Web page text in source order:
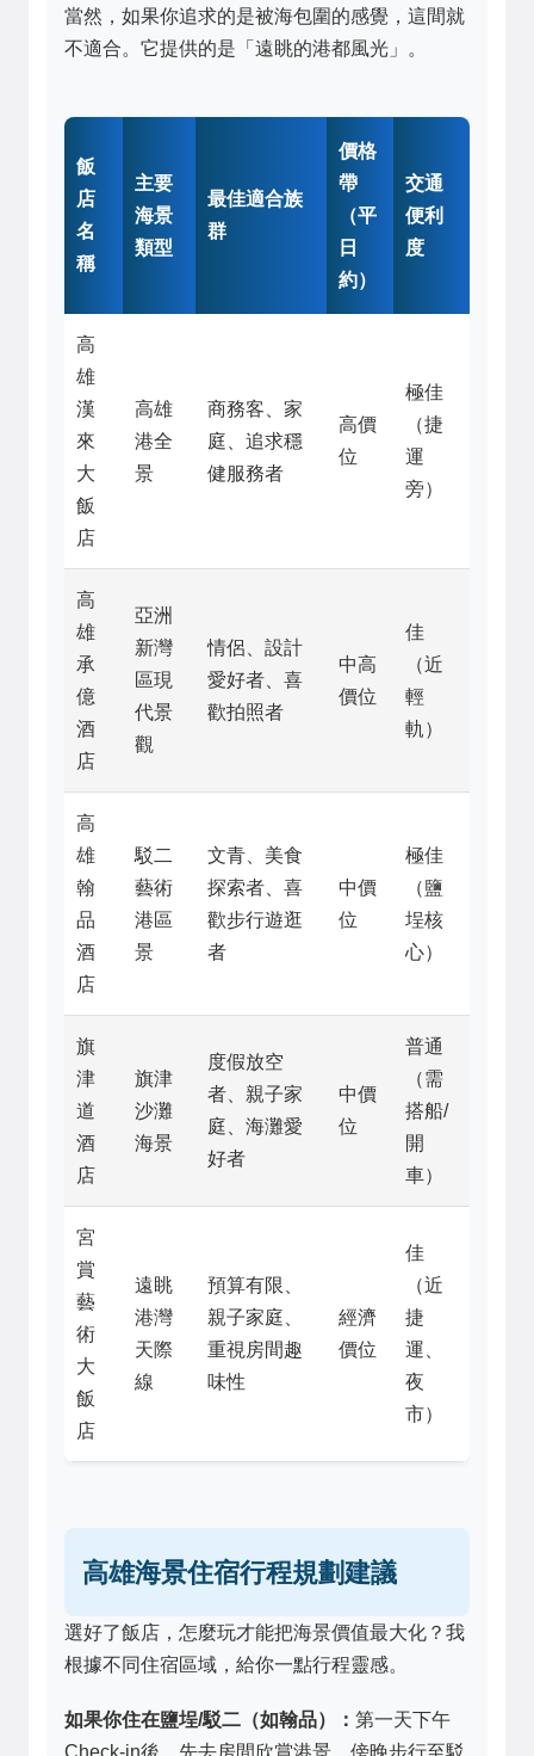
當然，如果你追求的是被海包圍的感覺，這間就
不適合。它提供的是「遠眺的港都風光」。
飯
店
名
稱
主要
海景
類型
最佳適合族
群
價格
帶
（平
日
約）
交通
便利
度
高
雄
漢
來
大
飯
店
高雄
港全
景
商務客、家
庭、追求穩
健服務者
高價
位
極佳
（捷
運
旁）
高
雄
承
億
酒
店
亞洲
新灣
區現
代景
觀
情侶、設計
愛好者、喜
歡拍照者
中高
價位
佳
（近
輕
軌）
高
雄
翰
品
酒
店
駁二
藝術
港區
景
文青、美食
探索者、喜
歡步行遊逛
者
中價
位
極佳
（鹽
埕核
心）
旗
津
道
酒
店
旗津
沙灘
海景
度假放空
者、親子家
庭、海灘愛
好者
中價
位
普通
（需
搭船/
開
車）
宮
賞
藝
術
大
飯
店
遠眺
港灣
天際
線
預算有限、
親子家庭、
重視房間趣
味性
經濟
價位
佳
（近
捷
運、
夜
市）
高雄海景住宿行程規劃建議
選好了飯店，怎麼玩才能把海景價值最大化？我
根據不同住宿區域，給你一點行程靈感。
如果你住在鹽埕/駁二（如翰品）： 第一天下午
Check-in後，先去房間欣賞港景，傍晚步行至駁